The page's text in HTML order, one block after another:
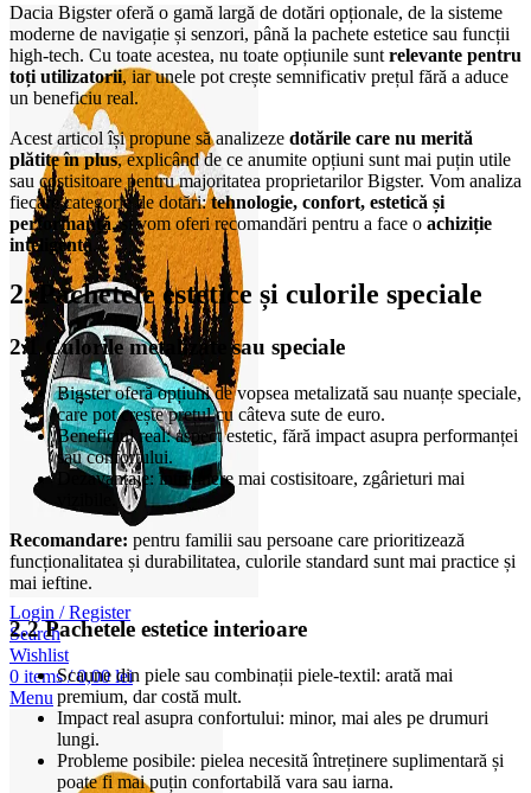
Login / Register
Search
Wishlist
0 items / 0,00lei
Menu
Dacia Bigster oferă o gamă largă de dotări opționale, de la sisteme
moderne de navigație și senzori, până la pachete estetice sau funcții
high-tech. Cu toate acestea, nu toate opțiunile sunt relevante pentru
toți utilizatorii, iar unele pot crește semnificativ prețul fără a aduce
un beneficiu real.
Acest articol își propune să analizeze dotările care nu merită
plătite în plus, explicând de ce anumite opțiuni sunt mai puțin utile
sau costisitoare pentru majoritatea proprietarilor Bigster. Vom analiza
fiecare categorie de dotări:tehnologie, confort, estetică și
performanță, și vom oferi recomandări pentru a face o achiziție
inteligentă
2. Pachetele estetice și culorile speciale
2.1 Culorile metalizate sau speciale
Bigster oferă opțiuni de vopsea metalizată sau nuanțe speciale,
care pot crește prețul cu câteva sute de euro.
Beneficiul real: aspect estetic, fără impact asupra performanței
sau confortului.
Dezavantaje: întreținere mai costisitoare, zgârieturi mai
Recomandare: pentru familii sau persoane care prioritizează
funcționalitatea și durabilitatea, culorile standard sunt mai practice și
mai ieftine.
2.2 Pachetele estetice interioare
Scaune din piele sau combinații piele-textil: arată mai
premium, dar costă mult.
Impact real asupra confortului: minor, mai ales pe drumuri
lungi.
Probleme posibile: pielea necesită întreținere suplimentară și
poate fi mai puțin confortabilă vara sau iarna.